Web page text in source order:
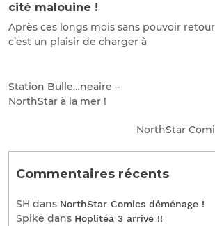
cité malouine !
Après ces longs mois sans pouvoir
c’est un plaisir de charger à
Station Bulle…neaire –
NorthStar à la mer !
NorthStar
Commentaires récents
SH dans NorthStar Comics déménage !
Spike dans Hoplitéa 3 arrive !!